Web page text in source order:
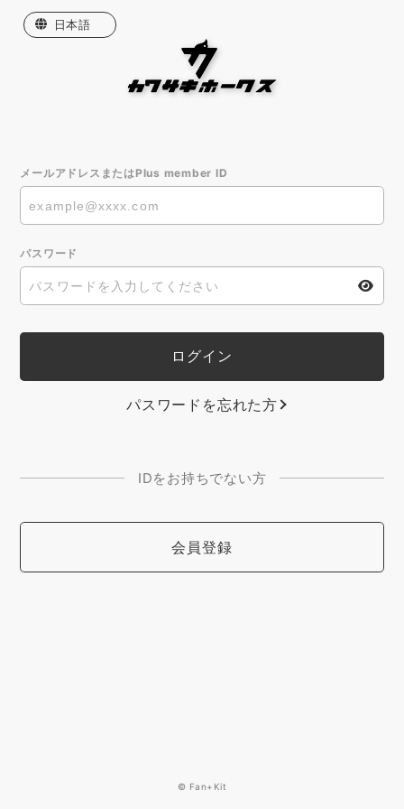
日本語
メールアドレスまたはPlus member ID
パスワード
パスワードを忘れた方
IDをお持ちでない方
会員登録
© Fan+Kit